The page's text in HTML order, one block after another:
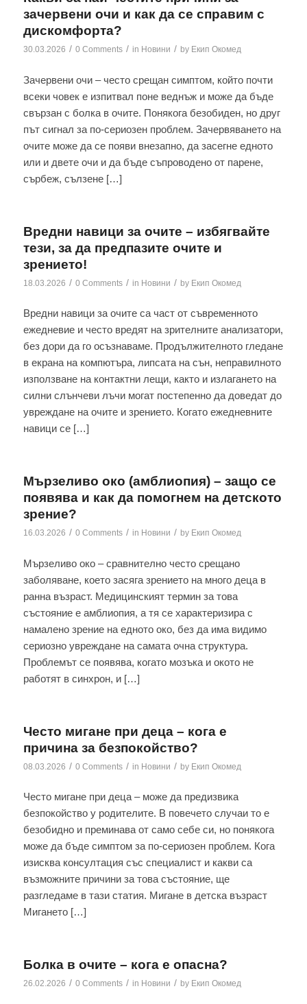
зачервени очи и как да се справим с
дискомфорта?
30.03.2026 / 0 Comments / in Новини / by Екип Окомед
Зачервени очи – често срещан симптом, който почти
всеки човек е изпитвал поне веднъж и може да бъде
свързан с болка в очите. Понякога безобиден, но друг
път сигнал за по-сериозен проблем. Зачервяването на
очите може да се появи внезапно, да засегне едното
или и двете очи и да бъде съпроводено от парене,
сърбеж, сълзене […]
Вредни навици за очите – избягвайте
тези, за да предпазите очите и
зрението!
18.03.2026 / 0 Comments / in Новини / by Екип Окомед
Вредни навици за очите са част от съвременното
ежедневие и често вредят на зрителните анализатори,
без дори да го осъзнаваме. Продължителното гледане
в екрана на компютъра, липсата на сън, неправилното
използване на контактни лещи, както и излагането на
силни слънчеви лъчи могат постепенно да доведат до
увреждане на очите и зрението. Когато ежедневните
навици се […]
Мързеливо око (амблиопия) – защо се
появява и как да помогнем на детското
зрение?
16.03.2026 / 0 Comments / in Новини / by Екип Окомед
Мързеливо око – сравнително често срещано
заболяване, което засяга зрението на много деца в
ранна възраст. Медицинският термин за това
състояние е амблиопия, а тя се характеризира с
намалено зрение на едното око, без да има видимо
сериозно увреждане на самата очна структура.
Проблемът се появява, когато мозъка и окото не
работят в синхрон, и […]
Често мигане при деца – кога е
причина за безпокойство?
08.03.2026 / 0 Comments / in Новини / by Екип Окомед
Често мигане при деца – може да предизвика
безпокойство у родителите. В повечето случаи то е
безобидно и преминава от само себе си, но понякога
може да бъде симптом за по-сериозен проблем. Кога
изисква консултация със специалист и какви са
възможните причини за това състояние, ще
разгледаме в тази статия. Мигане в детска възраст
Мигането […]
Болка в очите – кога е опасна?
26.02.2026 / 0 Comments / in Новини / by Екип Окомед